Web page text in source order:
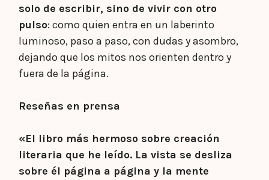
solo de escribir, sino de vivir con otro
pulso: como quien entra en un laberinto
luminoso, paso a paso, con dudas y asombro,
dejando que los mitos nos orienten dentro y
fuera de la página.
Reseñas en prensa
«El libro más hermoso sobre creación
literaria que he leído. La vista se desliza
sobre él página a página y la mente